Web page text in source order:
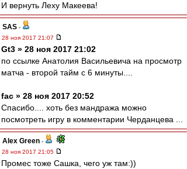
И вернуть Леху Макеева!
SAS -
28 ноя 2017 21:07
Gt3 » 28 ноя 2017 21:02
по ссылке Анатолия Васильевича на просмотр
матча - второй тайм с 6 минуты....
fac » 28 ноя 2017 20:52
Спасибо.... хоть без мандража можно
посмотреть игру в комментарии Черданцева ...
Alex Green -
28 ноя 2017 21:05
Промес тоже Сашка, чего уж там:))